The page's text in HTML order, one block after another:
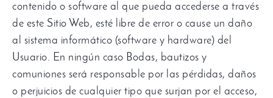
contenido o software al que pueda accederse a través
de este Sitio Web, esté libre de error o cause un daño
al sistema informático (software y hardware) del
Usuario. En ningún caso Bodas, bautizos y
comuniones será responsable por las pérdidas, daños
o perjuicios de cualquier tipo que surjan por el acceso,